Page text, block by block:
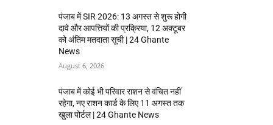
पंजाब में SIR 2026: 13 अगस्त से शुरू होगी
दावे और आपत्तियों की प्रक्रिया, 12 अक्टूबर
को अंतिम मतदाता सूची | 24 Ghante
News
August 6, 2026
पंजाब में कोई भी परिवार राशन से वंचित नहीं
रहेगा, नए राशन कार्ड के लिए 11 अगस्त तक
खुला पोर्टल | 24 Ghante News